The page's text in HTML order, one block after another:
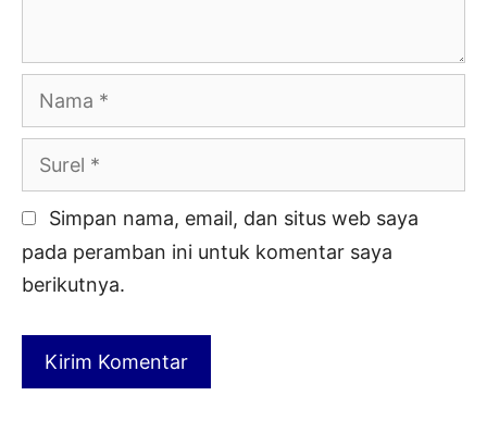
Nama
Surel
Simpan nama, email, dan situs web saya
pada peramban ini untuk komentar saya
berikutnya.